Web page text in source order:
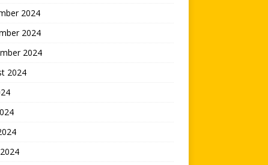
2024
2024
2024
2024